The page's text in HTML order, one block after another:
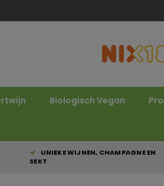
Biologisch Vegan
UNIEKE WIJNEN, CHAMPAGNE EN
SEKT